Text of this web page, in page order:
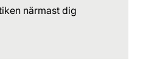
närmast dig